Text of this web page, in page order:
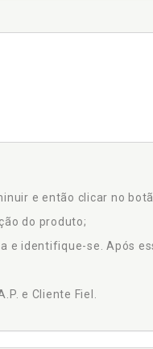
e então clicar no
do produto;
e identifique-se. Após
e Cliente Fiel.